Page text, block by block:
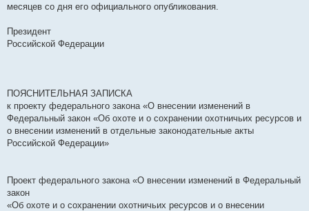
месяцев со дня его официального опубликования.
Президент
Российской Федерации
ПОЯСНИТЕЛЬНАЯ ЗАПИСКА
к проекту федерального закона «О внесении изменений в
Федеральный закон «Об охоте и о сохранении охотничьих ресурсов и
о внесении изменений в отдельные законодательные акты
Российской Федерации»
Проект федерального закона «О внесении изменений в Федеральный
закон
‎«Об охоте и о сохранении охотничьих ресурсов и о внесении